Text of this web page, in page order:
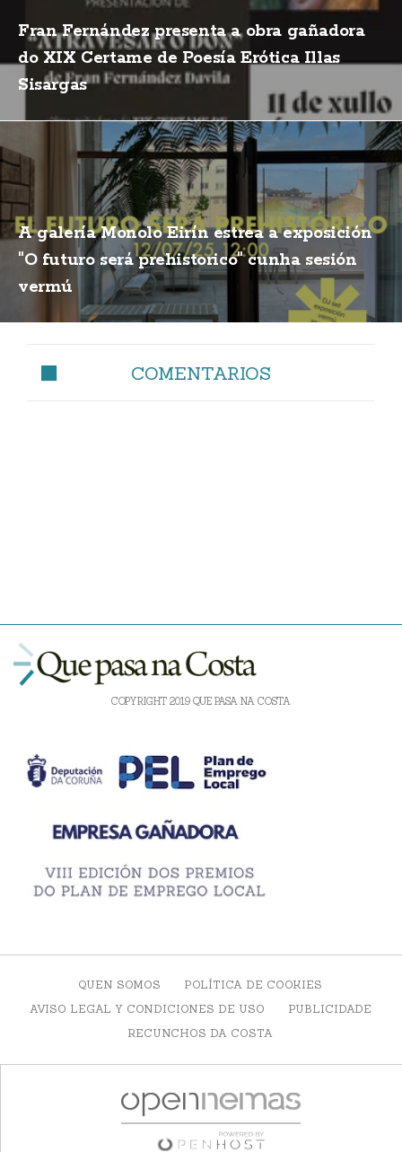
Fran Fernández presenta a obra gañadora
do XIX Certame de Poesía Erótica Illas
Sisargas
A galería Monolo Eirín estrea a exposición
"O futuro será prehistorico" cunha sesión
vermú
COMENTARIOS
COPYRIGHT 2019 QUE PASA NA COSTA
QUEN SOMOS
POLÍTICA DE COOKIES
AVISO LEGAL Y CONDICIONES DE USO
PUBLICIDADE
RECUNCHOS DA COSTA